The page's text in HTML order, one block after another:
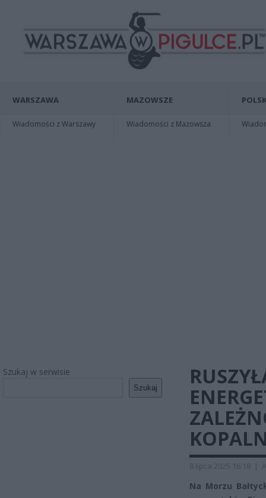
WARSZAWA
Wiadomości z Warszawy
MAZOWSZE
Wiadomości z Mazowsza
Szukaj w serwisie
Szukaj
8 lipca 2025 16:18 |
Na Morzu